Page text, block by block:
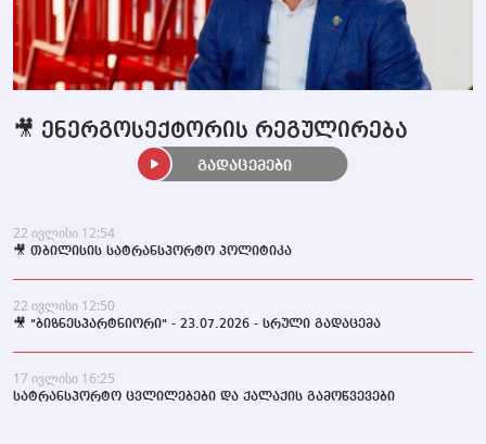
22 ივლისი 12:54
🎥 თბილისის სატრანსპორტო პოლიტიკა
22 ივლისი 12:50
🎥 "ბიზნესპარტნიორი" - 23.07.2026 - სრული გადაცემა
17 ივლისი 16:25
სატრანსპორტო ცვლილებები და ქალაქის გამოწვევები
🎥 ენერგოსექტორის რეგულირება
გადაცემები